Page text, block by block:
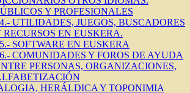
Y PROFESIONALES
UTILIDADES, JUEGOS, BUSCADORES
RECURSOS EN EUSKERA.
SOFTWARE EN EUSKERA
COMUNIDADES Y FOROS DE AYUDA
PERSONAS, ORGANIZACIONES,
HERÁLDICA Y TOPONIMIA